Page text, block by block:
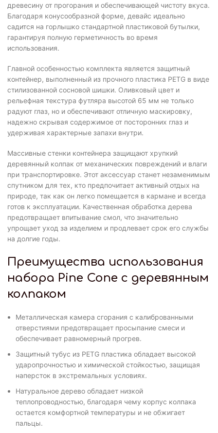
древесину от прогорания и обеспечивающей чистоту вкуса.
Благодаря конусообразной форме, девайс идеально
садится на горлышко стандартной пластиковой бутылки,
гарантируя полную герметичность во время
использования.
Главной особенностью комплекта является защитный
контейнер, выполненный из прочного пластика PETG в виде
стилизованной сосновой шишки. Оливковый цвет и
рельефная текстура футляра высотой 65 мм не только
радуют глаз, но и обеспечивают отличную маскировку,
надежно скрывая содержимое от посторонних глаз и
удерживая характерные запахи внутри.
Массивные стенки контейнера защищают хрупкий
деревянный колпак от механических повреждений и влаги
при транспортировке. Этот аксессуар станет незаменимым
спутником для тех, кто предпочитает активный отдых на
природе, так как он легко помещается в кармане и всегда
готов к эксплуатации. Качественная обработка дерева
предотвращает впитывание смол, что значительно
упрощает уход за изделием и продлевает срок его службы
на долгие годы.
Преимущества использования
набора Pine Cone с деревянным
колпаком
Металлическая камера сгорания с калиброванными
отверстиями предотвращает просыпание смеси и
обеспечивает равномерный прогрев.
Защитный тубус из PETG пластика обладает высокой
ударопрочностью и химической стойкостью, защищая
наперсток в экстремальных условиях.
Натуральное дерево обладает низкой
теплопроводностью, благодаря чему корпус колпака
остается комфортной температуры и не обжигает
пальцы.